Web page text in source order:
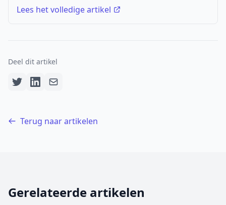
Lees het volledige artikel
Deel dit artikel
Terug naar artikelen
Gerelateerde artikelen